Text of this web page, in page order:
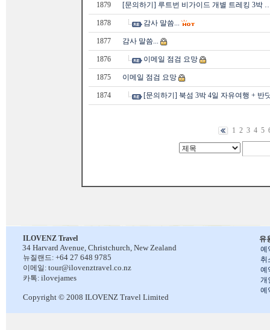
1879 [문의하기] 루트번 비가이드 개별 트레킹 3박
1878 감사 말씀...
1877 감사 말씀...
1876 이메일 점검 요망
1875 이메일 점검 요망
1874 [문의하기] 북섬 3박 4일 자유여행 + 반
1 2 3 4 5
유
예
취
예
개
예
ILOVENZ Travel
34 Harvard Avenue, Christchurch, New Zealand
뉴질랜드: +64 27 648 9785
이메일: tour@ilovenztravel.co.nz
카톡: ilovejames
Copyright © 2008 ILOVENZ Travel Limited